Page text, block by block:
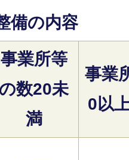
備の内容
事業所等
の数20未
満
事業
0以